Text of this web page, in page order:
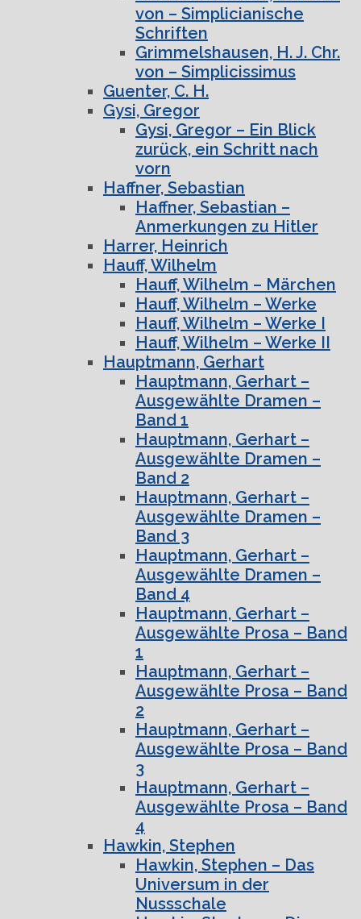
von – Simplicianische
Schriften
Grimmelshausen, H. J. Chr.
von – Simplicissimus
Guenter, C. H.
Gysi, Gregor
Gysi, Gregor – Ein Blick
zurück, ein Schritt nach
vorn
Haffner, Sebastian
Haffner, Sebastian –
Anmerkungen zu Hitler
Harrer, Heinrich
Hauff, Wilhelm
Hauff, Wilhelm – Märchen
Hauff, Wilhelm – Werke
Hauff, Wilhelm – Werke I
Hauff, Wilhelm – Werke II
Hauptmann, Gerhart
Hauptmann, Gerhart –
Ausgewählte Dramen –
Band 1
Hauptmann, Gerhart –
Ausgewählte Dramen –
Band 2
Hauptmann, Gerhart –
Ausgewählte Dramen –
Band 3
Hauptmann, Gerhart –
Ausgewählte Dramen –
Band 4
Hauptmann, Gerhart –
Ausgewählte Prosa – Band
1
Hauptmann, Gerhart –
Ausgewählte Prosa – Band
2
Hauptmann, Gerhart –
Ausgewählte Prosa – Band
3
Hauptmann, Gerhart –
Ausgewählte Prosa – Band
4
Hawkin, Stephen
Hawkin, Stephen – Das
Universum in der
Nussschale